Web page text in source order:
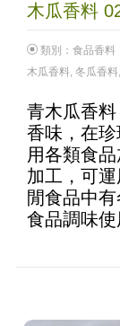
木瓜香料
類別： 食品香料
木瓜香料, 冬瓜香料,
青木瓜香料
香味，在
用各類食
加工，可
閒食品中
食品調味使